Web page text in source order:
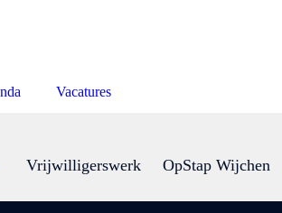
Vacatures
Vrijwilligerswerk OpStap Wijchen